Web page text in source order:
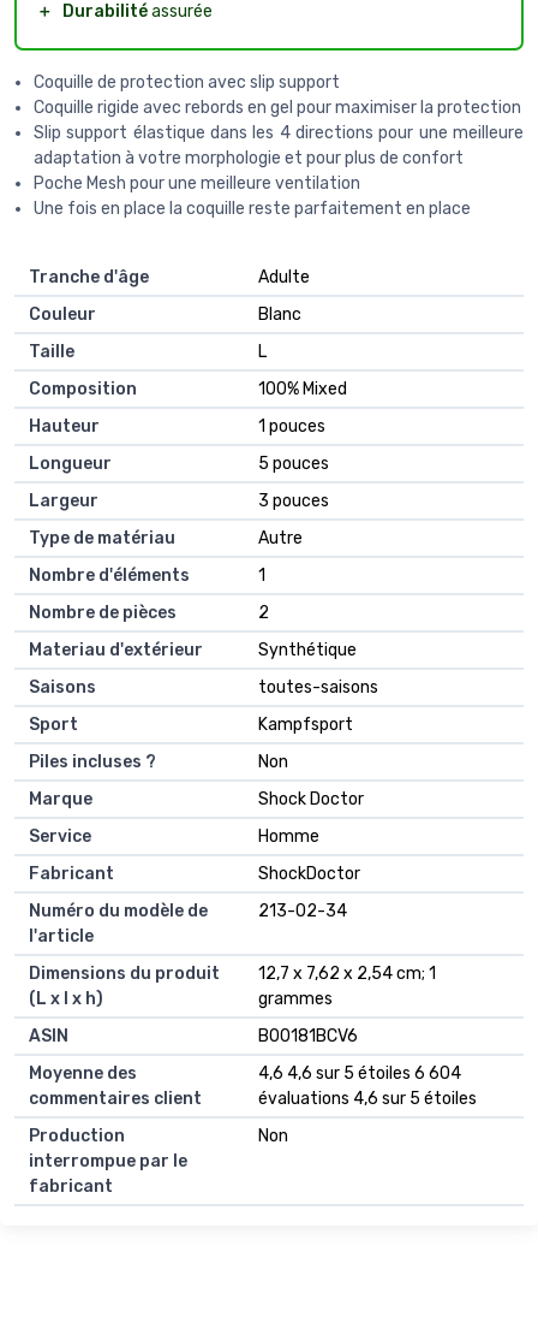
＋
Durabilitéassurée
Coquille de protection avec slip support
Coquille rigide avec rebords en gel pour maximiser la protection
Slip support élastique dans les 4 directions pour une meilleure
adaptation à votre morphologie et pour plus de confort
Poche Mesh pour une meilleure ventilation
Une fois en place la coquille reste parfaitement en place
Tranche d'âge
‎Adulte
Couleur
‎Blanc
Taille
‎L
Composition
‎100% Mixed
Hauteur
‎1 pouces
Longueur
‎5 pouces
Largeur
‎3 pouces
Type de matériau
‎Autre
Nombre d'éléments
‎1
Nombre de pièces
‎2
Materiau d'extérieur
‎Synthétique
Saisons
‎toutes-saisons
Sport
‎Kampfsport
Piles incluses ?
‎Non
Marque
‎Shock Doctor
Service
‎Homme
Fabricant
‎ShockDoctor
Numéro du modèle de
l'article
‎213-02-34
Dimensions du produit
(L x l x h)
‎12,7 x 7,62 x 2,54 cm; 1
grammes
ASIN
‎B00181BCV6
Moyenne des
commentaires client
4,6 4,6 sur 5 étoiles 6 604
évaluations 4,6 sur 5 étoiles
Production
interrompue par le
fabricant
Non